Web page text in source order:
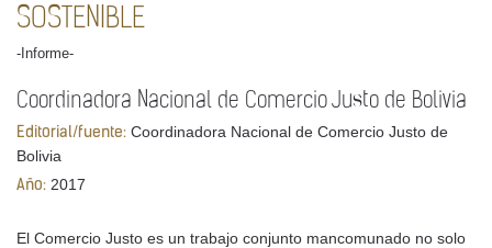
SOSTENIBLE
-Informe-
Coordinadora Nacional de Comercio Justo de Bolivia
Editorial/fuente: Coordinadora Nacional de Comercio Justo de
Bolivia
Año: 2017
El Comercio Justo es un trabajo conjunto mancomunado no solo